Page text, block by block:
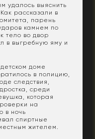
удалось выяснить
рассказали в
парень
камнем по
тело во двор
в выгребную яму и
доме
в полицию,
следствия,
среди
которая
на
в ночь
спиртные
жителем.